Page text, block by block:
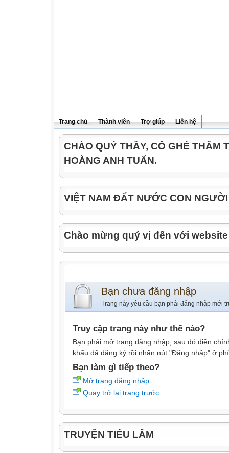
Trang chủ Thành viên Trợ giúp Liên hệ
CHÀO QUÝ THẦY, CÔ GHÉ THĂM
HOÀNG ANH TUẤN.
VIỆT NAM ĐẤT NƯỚC CON NGƯỜI
Chào mừng quý vị đến với
Bạn chưa đăng nhập
Trang này yêu cầu bạn phải đăng nhập mới
Truy cập trang này như thế nào?
Bạn phải mở trang đăng nhập, sau đó điền
khẩu đã đăng ký rồi nhấn nút "Đăng nhập" ở
Bạn làm gì tiếp theo?
Mở trang đăng nhập
Quay trở lại trang trước
TRUYỆN TIẾU LÂM